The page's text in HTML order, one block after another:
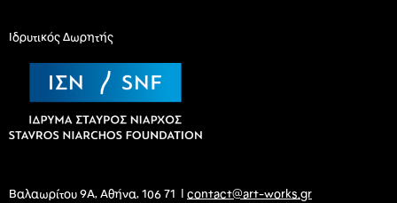
Ιδρυτικός Δωρητής
Βαλαωρίτου 9Α, Αθήνα, 106 71 | contact@art-works.gr